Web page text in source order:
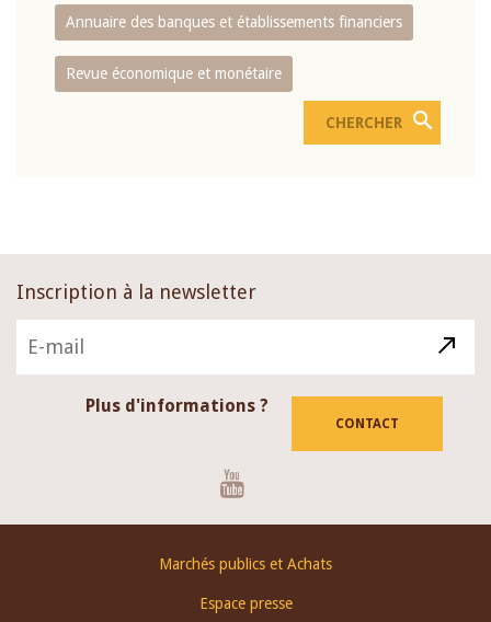
Annuaire des banques et établissements financiers
Revue économique et monétaire
Inscription à la newsletter
Plus d'informations ?
CONTACT
Marchés publics et Achats
Espace presse